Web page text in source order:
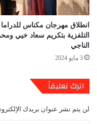
انطلاق مهرجان مكناس للدراما
التلفزية بتكريم سعاد خيي
الناجي
3 مايو 2024
اترك تعليقاً
لن يتم نشر عنوان بريدك